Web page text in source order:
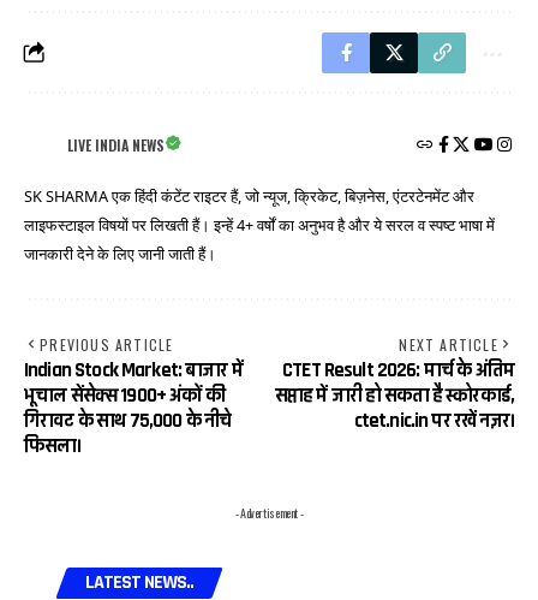
LIVE INDIA NEWS
SK SHARMA एक हिंदी कंटेंट राइटर हैं, जो न्यूज, क्रिकेट, बिज़नेस, एंटरटेनमेंट और
लाइफस्टाइल विषयों पर लिखती हैं। इन्हें 4+ वर्षों का अनुभव है और ये सरल व स्पष्ट भाषा में
जानकारी देने के लिए जानी जाती हैं।
PREVIOUS ARTICLE
Indian Stock Market: बाजार में
भूचाल सेंसेक्स 1900+ अंकों की
गिरावट के साथ 75,000 के नीचे
फिसला।
NEXT ARTICLE
CTET Result 2026: मार्च के अंतिम
सप्ताह में जारी हो सकता है स्कोरकार्ड,
ctet.nic.in पर रखें नज़र।
- Advertisement -
LATEST NEWS..